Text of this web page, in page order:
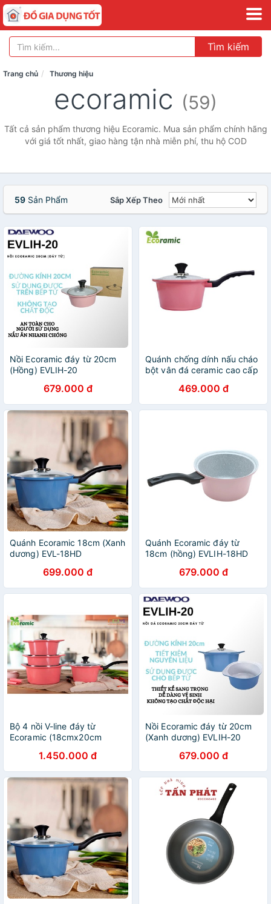
Tìm kiếm
Trang chủ Thương hiệu
ecoramic (59)
Tất cả sản phẩm thương hiệu Ecoramic. Mua sản phẩm chính hãng
với giá tốt nhất, giao hàng tận nhà miễn phí, thu hộ COD
59 Sản Phẩm Sắp Xếp Theo
Nồi Ecoramic đáy từ 20cm
(Hồng) EVLIH-20
679.000 đ
Quánh chống dính nấu cháo
bột vân đá ceramic cao cấp
dùng được bếp từ , hồng
ngoại , gas
469.000 đ
Quánh Ecoramic 18cm (Xanh
dương) EVL-18HD
699.000 đ
Quánh Ecoramic đáy từ
18cm (hồng) EVLIH-18HD
679.000 đ
Bộ 4 nồi V-line đáy từ
Ecoramic (18cmx20cm
nhắc nồi Silicon
1.450.000 đ
Nồi Ecoramic đáy từ 20cm
(Xanh dương) EVLIH-20
679.000 đ